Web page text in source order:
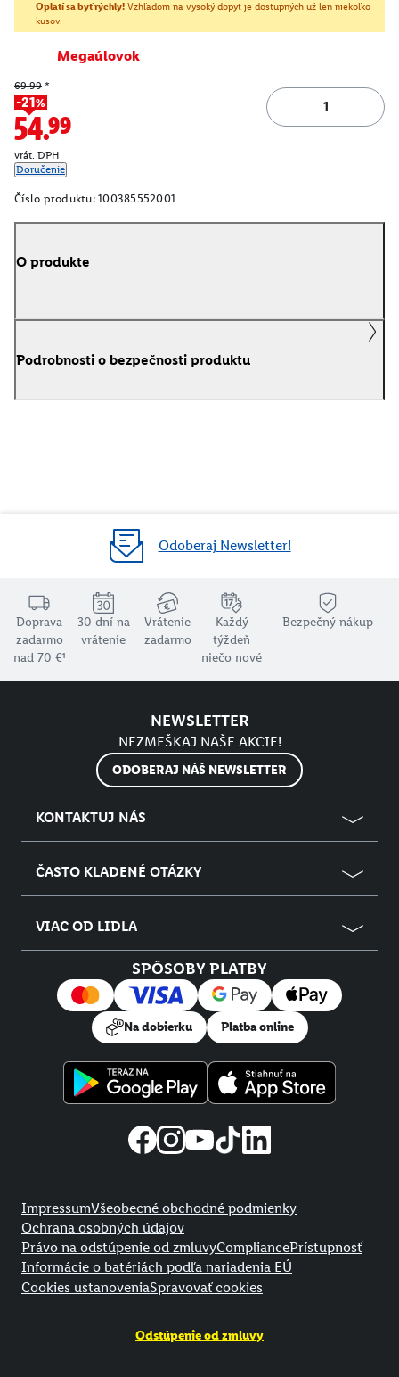
Oplatí sa byť rýchly! Vzhľadom na vysoký dopyt je dostupných už len niekoľko
kusov.
Megaúlovok
69.99 *
-21%
54.99
vrát. DPH
Doručenie
Číslo produktu: 100385552001
O produkte
Podrobnosti o bezpečnosti produktu
Odoberaj Newsletter!
Doprava
zadarmo
nad 70 €¹
30 dní na
vrátenie
Vrátenie
zadarmo
Každý
týždeň
niečo nové
Bezpečný nákup
NEWSLETTER
NEZMEŠKAJ NAŠE AKCIE!
ODOBERAJ NÁŠ NEWSLETTER
KONTAKTUJ NÁS
ČASTO KLADENÉ OTÁZKY
VIAC OD LIDLA
SPÔSOBY PLATBY
Na dobierku Platba online
ImpressumVšeobecné obchodné podmienky
Ochrana osobných údajov
Právo na odstúpenie od zmluvyCompliancePrístupnosť
Informácie o batériách podľa nariadenia EÚ
Cookies ustanoveniaSpravovať cookies
Odstúpenie od zmluvy